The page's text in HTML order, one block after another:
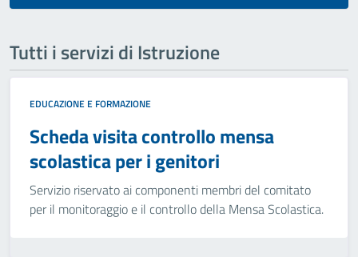
Tutti i servizi di Istruzione
EDUCAZIONE E FORMAZIONE
Scheda visita controllo mensa
scolastica per i genitori
Servizio riservato ai componenti membri del comitato
per il monitoraggio e il controllo della Mensa Scolastica.